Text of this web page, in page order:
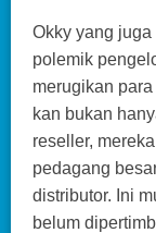
Okky yang
polemik
merugikan
kan bukan
reseller,
pedagang
distributor. Ini
belum